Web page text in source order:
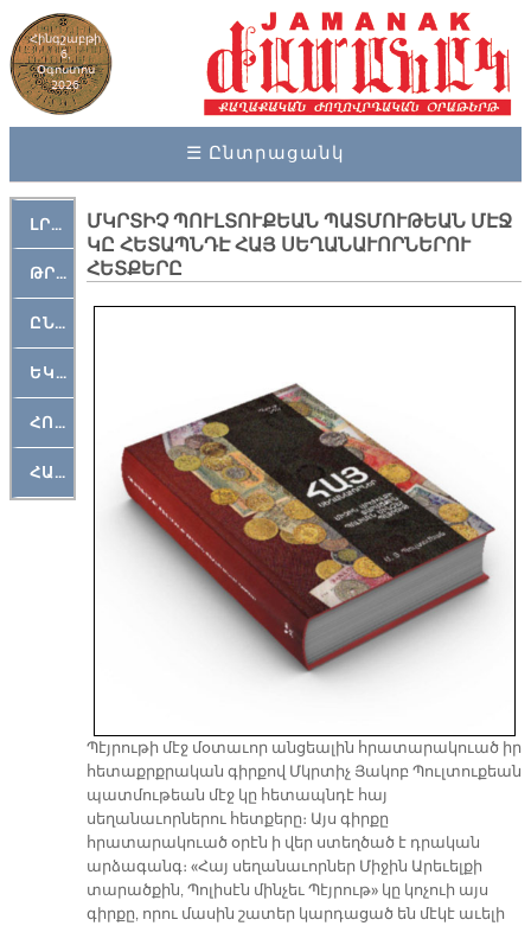
Հինգշաբթի
6,
Օգոստոս
2026
☰ Ընտրացանկ
ԼՐԱՀՈՍ
ԹՐՔԱՀԱՅ ԿԵԱՆՔ
ԸՆԿԵՐԱՄՇԱԿՈՒԹԱՅԻՆ
ԵԿԵՂԵՑԱԿԱՆ
ՀՈԳԵՄՏԱՒՈՐ
ՀԱՐԹԱԿ
ՄԿՐՏԻՉ ՊՈՒԼՏՈՒՔԵԱՆ ՊԱՏՄՈՒԹԵԱՆ ՄԷՋ
ԿԸ ՀԵՏԱՊՆԴԷ ՀԱՅ ՍԵՂԱՆԱՒՈՐՆԵՐՈՒ
ՀԵՏՔԵՐԸ
Պէյրութի մէջ մօտաւոր անցեալին հրատարակուած իր
հետաքրքրական գիրքով Մկրտիչ Յակոբ Պուլտուքեան
պատմութեան մէջ կը հետապնդէ հայ
սեղանաւորներու հետքերը։ Այս գիրքը
հրատարակուած օրէն ի վեր ստեղծած է դրական
արձագանգ։ «Հայ սեղանաւորներ Միջին Արեւելքի
տարածքին, Պոլիսէն մինչեւ Պէյրութ» կը կոչուի այս
գիրքը, որու մասին շատեր կարդացած են մէկէ աւելի